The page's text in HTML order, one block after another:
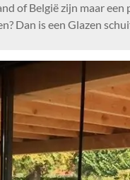
of België zijn maar een
Dan is een Glazen